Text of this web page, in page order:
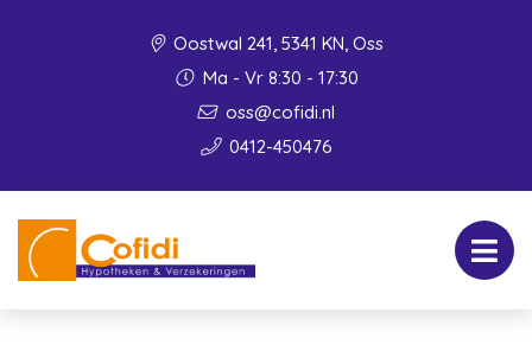
Oostwal 241, 5341 KN, Oss
Ma - Vr 8:30 - 17:30
oss@cofidi.nl
0412-450476